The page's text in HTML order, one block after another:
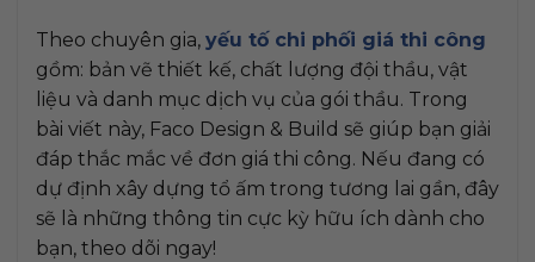
Theo chuyên gia, yếu tố chi phối giá thi công
gồm: bản vẽ thiết kế, chất lượng đội thầu, vật
liệu và danh mục dịch vụ của gói thầu. Trong
bài viết này, Faco Design & Build sẽ giúp bạn giải
đáp thắc mắc về đơn giá thi công. Nếu đang có
dự định xây dựng tổ ấm trong tương lai gần, đây
sẽ là những thông tin cực kỳ hữu ích dành cho
bạn, theo dõi ngay!